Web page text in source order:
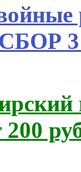
СБОР
200